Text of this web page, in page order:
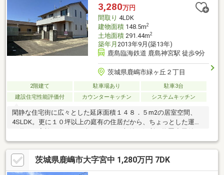
3,280万円
間取り 4LDK
建物面積148.5m2
土地面積291.44m2
築年月 2013年9月(築13年)
鹿島臨海鉄道 鹿島神宮駅 徒歩9分
茨城県鹿嶋市緑ヶ丘２丁目
2階建て 駐車場あり
駐車3台
建設住宅性能評価付
カウンターキッチン システムキッチン
閑静な住宅街に広々とした延床面積１４８．５m2の居室空間、
4SLDK。更に１０坪以上の庭有の住居だから、ちょっとした運動
です。
茨城県鹿嶋市大字宮中 1,280万円 7DK